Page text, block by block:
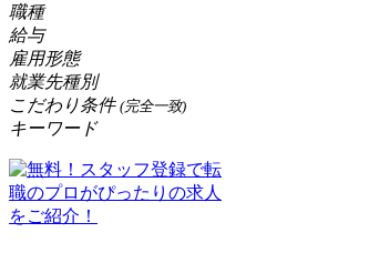
職種
給与
雇用形態
就業先種別
こだわり条件 (完全一致)
キーワード